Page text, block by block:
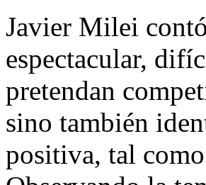
Javier Milei
espectacular,
pretendan
sino también
positiva, tal